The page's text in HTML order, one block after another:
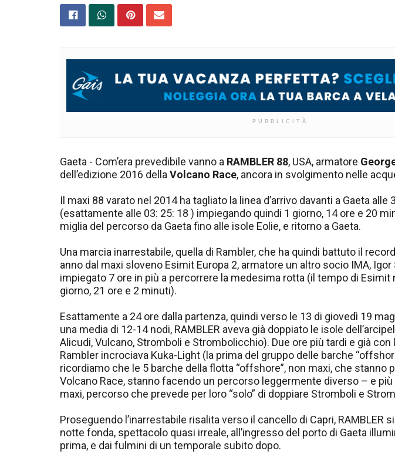
PUBBLICITÀ
Gaeta - Com’era prevedibile vanno a RAMBLER 88, USA, armatore
dell’edizione 2016 dellaVolcano Race, ancora in svolgimento nelle
Il maxi 88 varato nel 2014 ha tagliato la linea d’arrivo davanti a Gaeta alle
(esattamente alle 03: 25: 18 ) impiegando quindi 1 giorno, 14 ore e 20
miglia del percorso da Gaeta fino alle isole Eolie, e ritorno a Gaeta.
Una marcia inarrestabile, quella di Rambler, che ha quindi battuto il
anno dal maxi sloveno Esimit Europa 2, armatore un altro socio IMA, Igor
impiegato 7 ore in più a percorrere la medesima rotta (il tempo di Esimit
giorno, 21 ore e 2 minuti).
Esattamente a 24 ore dalla partenza, quindi verso le 13 di giovedì 19
una media di 12-14 nodi, RAMBLER aveva già doppiato le isole
Alicudi, Vulcano, Stromboli e Strombolicchio). Due ore più tardi e già con
Rambler incrociava Kuka-Light (la prima del gruppo delle barche
ricordiamo che le 5 barche della flotta “offshore”, non maxi, che stanno
Volcano Race, stanno facendo un percorso leggermente diverso – e
maxi, percorso che prevede per loro “solo” di doppiare Stromboli e
Proseguendo l’inarrestabile risalita verso il cancello di Capri, RAMBLER
notte fonda, spettacolo quasi irreale, all’ingresso del porto di Gaeta
prima, e dai fulmini di un temporale subito dopo.